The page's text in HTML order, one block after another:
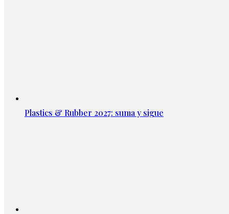
Plastics & Rubber 2027: suma y sigue